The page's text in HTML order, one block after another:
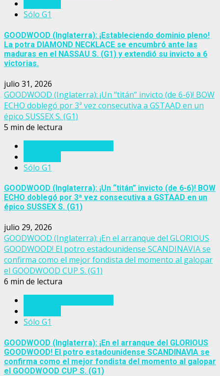
Sólo G1
GOODWOOD (Inglaterra): ¡Estableciendo dominio pleno!
La potra DIAMOND NECKLACE se encumbró ante las
maduras en el NASSAU S. (G1) y extendió su invicto a 6
victorias.
julio 31, 2026
GOODWOOD (Inglaterra): ¡Un “titán” invicto (de 6-6)! BOW
ECHO doblegó por 3ª vez consecutiva a GSTAAD en un
épico SUSSEX S. (G1)
5 min de lectura
Sólo G1
GOODWOOD (Inglaterra): ¡Un “titán” invicto (de 6-6)! BOW
ECHO doblegó por 3ª vez consecutiva a GSTAAD en un
épico SUSSEX S. (G1)
julio 29, 2026
GOODWOOD (Inglaterra): ¡En el arranque del GLORIOUS
GOODWOOD! El potro estadounidense SCANDINAVIA se
confirma como el mejor fondista del momento al galopar
el GOODWOOD CUP S. (G1)
6 min de lectura
Sólo G1
GOODWOOD (Inglaterra): ¡En el arranque del GLORIOUS
GOODWOOD! El potro estadounidense SCANDINAVIA se
confirma como el mejor fondista del momento al galopar
el GOODWOOD CUP S. (G1)